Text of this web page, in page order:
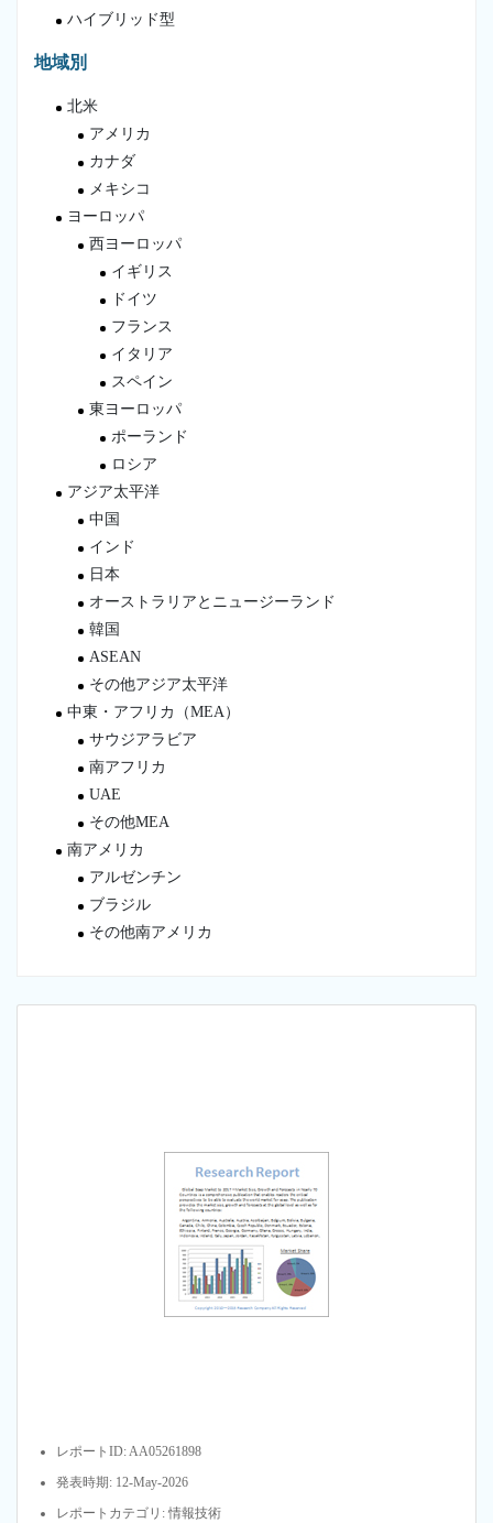
ハイブリッド型
地域別
北米
アメリカ
カナダ
メキシコ
ヨーロッパ
西ヨーロッパ
イギリス
ドイツ
フランス
イタリア
スペイン
東ヨーロッパ
ポーランド
ロシア
アジア太平洋
中国
インド
日本
オーストラリアとニュージーランド
韓国
ASEAN
その他アジア太平洋
中東・アフリカ（MEA）
サウジアラビア
南アフリカ
UAE
その他MEA
南アメリカ
アルゼンチン
ブラジル
その他南アメリカ
レポートID: AA05261898
発表時期: 12-May-2026
レポートカテゴリ: 情報技術